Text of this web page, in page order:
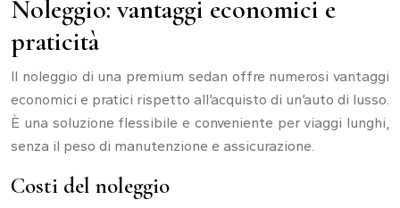
Noleggio: vantaggi economici e
praticità
Il noleggio di una premium sedan offre numerosi vantaggi
economici e pratici rispetto all’acquisto di un’auto di lusso.
È una soluzione flessibile e conveniente per viaggi lunghi,
senza il peso di manutenzione e assicurazione.
Costi del noleggio